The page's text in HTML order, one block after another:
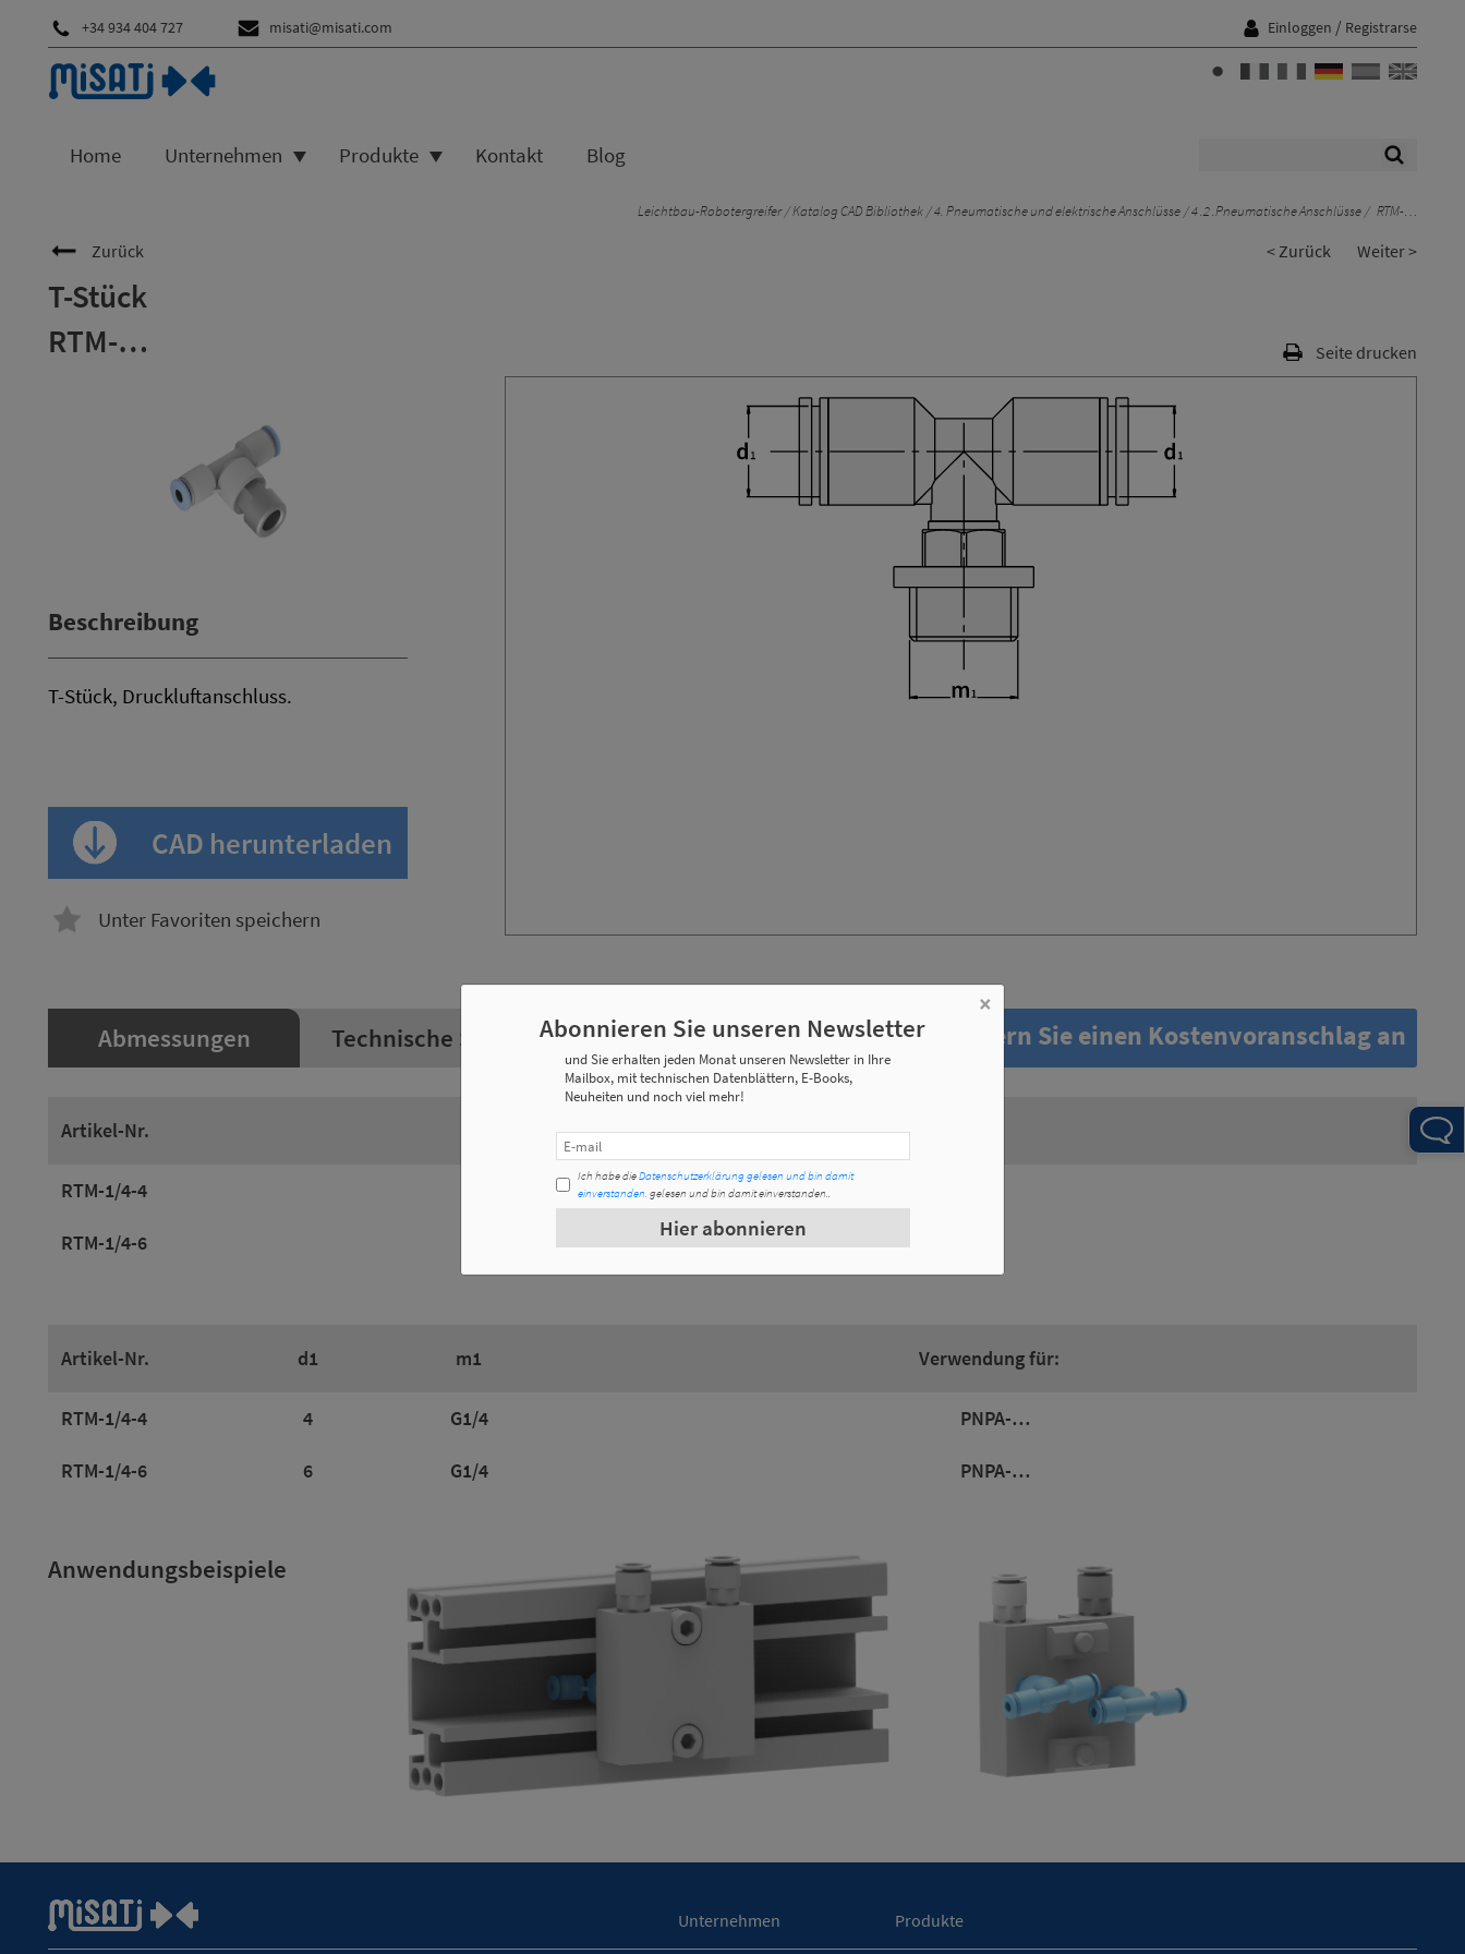
+34 934 404 727 misati@misati.com Einloggen / Registrarse
Home Unternehmen Produkte Kontakt Blog
Leichtbau-Robotergreifer Katalog CAD Bibliothek 4. Pneumatische und elektrische Anschlüsse 4 .2 .Pneumatische Anschlüsse RTM-…
Zurück < Zurück Weiter >
T-Stück
RTM-…
Seite drucken
Beschreibung
T-Stück, Druckluftanschluss.
CAD herunterladen
Unter Favoriten speichern
Abmessungen Technische Spezifikationen Fordern Sie einen Kostenvoranschlag an
Artikel-Nr. Gewicht
RTM-1/4-4 0,013 Kg
RTM-1/4-6 0,014 Kg
Artikel-Nr. d1 m1 Verwendung für:
RTM-1/4-4 4 G1/4 PNPA-…
RTM-1/4-6 6 G1/4 PNPA-…
Anwendungsbeispiele
×
Abonnieren Sie unseren Newsletter
und Sie erhalten jeden Monat unseren Newsletter in Ihre
Mailbox, mit technischen Datenblättern, E-Books,
Neuheiten und noch viel mehr!
Ich habe dieDatenschutzerklärung gelesen und bin damit
einverstanden. gelesen und bin damit einverstanden..
Hier abonnieren
Unternehmen Produkte